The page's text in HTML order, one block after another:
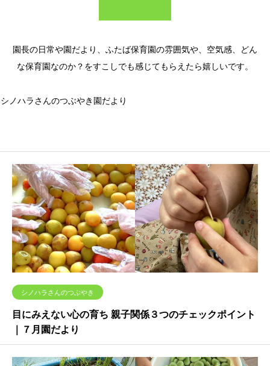
千葉市緑区・おゆみ野のふたば保育園
園長の日常や園だより、ふたば保育園の雰囲気や、空気感、どん
な保育園なのか？をすこしでも感じてもらえたら嬉しいです。
シノハラさんのつぶやき 園だより
シノハラさんのつぶやき
目にみえない心の育ち 親子関係３つのチェックポイント
｜７月園だより